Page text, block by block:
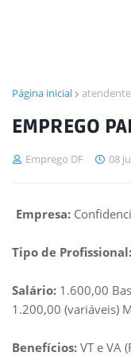
Página inicial atendente
EMPREGO
Emprego DF 08
Empresa:
Tipo de Profissional:
Salário: 1.600,00
1.200,00 (variáveis)
Benefícios: VT e VA